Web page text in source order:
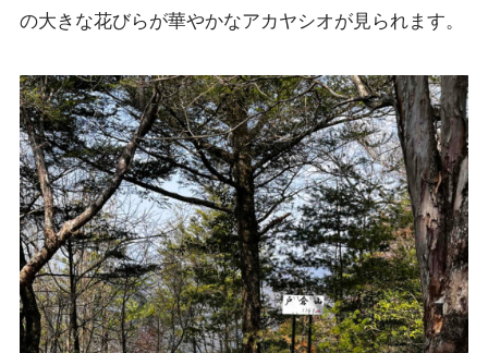
の大きな花びらが華やかなアカヤシオが見られます。